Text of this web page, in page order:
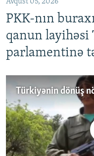
PKK-nın
qanun layihəsi
parlamentinə
No media